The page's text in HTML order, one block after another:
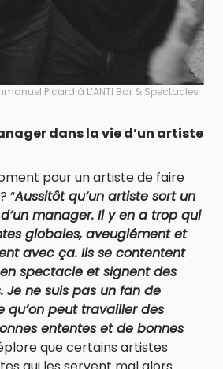
Picard à L’ANTI Bar & Spectacles
dans la vie d’un artiste
pour un artiste de faire
“Aussitôt qu’un artiste sort un
manager. Il y en a trop qui
globales, aveuglément et
avec ça. Ils se contentent
spectacle et signent des
Je ne suis pas un fan de
qu’on peut travailler des
ententes et de bonnes
que certains artistes